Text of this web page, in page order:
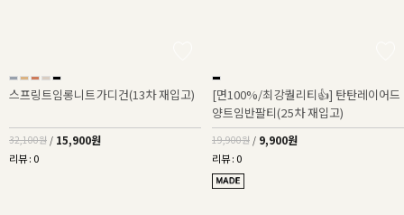
스프링트임롱니트가디건(13차 재입고)
32,100원 / 15,900원
리뷰 : 0
[면100%/최강퀄리티👍] 탄탄레이어드
양트임반팔티(25차 재입고)
19,900원 / 9,900원
리뷰 : 0